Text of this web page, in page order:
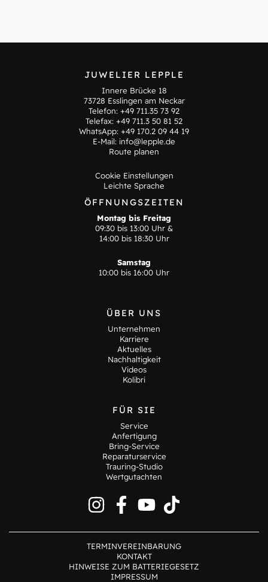
JUWELIER LEPPLE
Innere Brücke 18
73728 Esslingen am Neckar
Telefon: +49 711.35 73 92
Telefax: +49 711.3 50 81 52
WhatsApp: +49 170.2 09 44 19
E-Mail: info@lepple.de
Route planen
Cookie Einstellungen
Leichte Sprache
ÖFFNUNGSZEITEN
Montag bis Freitag
09:30 bis 13:00 Uhr &
14:00 bis 18:30 Uhr
Samstag
10:00 bis 16:00 Uhr
ÜBER UNS
Unternehmen
Karriere
Aktuelles
Nachhaltigkeit
Videos
Kolibri
FÜR SIE
Service
Anfertigung
Bring-Service
Reparaturservice
Trauring-Studio
Wertgutachten
TERMINVEREINBARUNG
KONTAKT
HINWEISE ZUM BATTERIEGESETZ
IMPRESSUM